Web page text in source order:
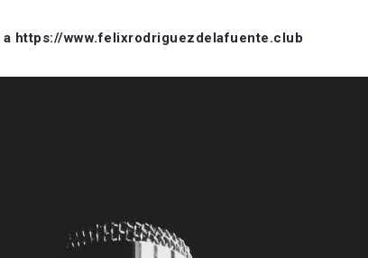
a https://www.felixrodriguezdelafuente.club